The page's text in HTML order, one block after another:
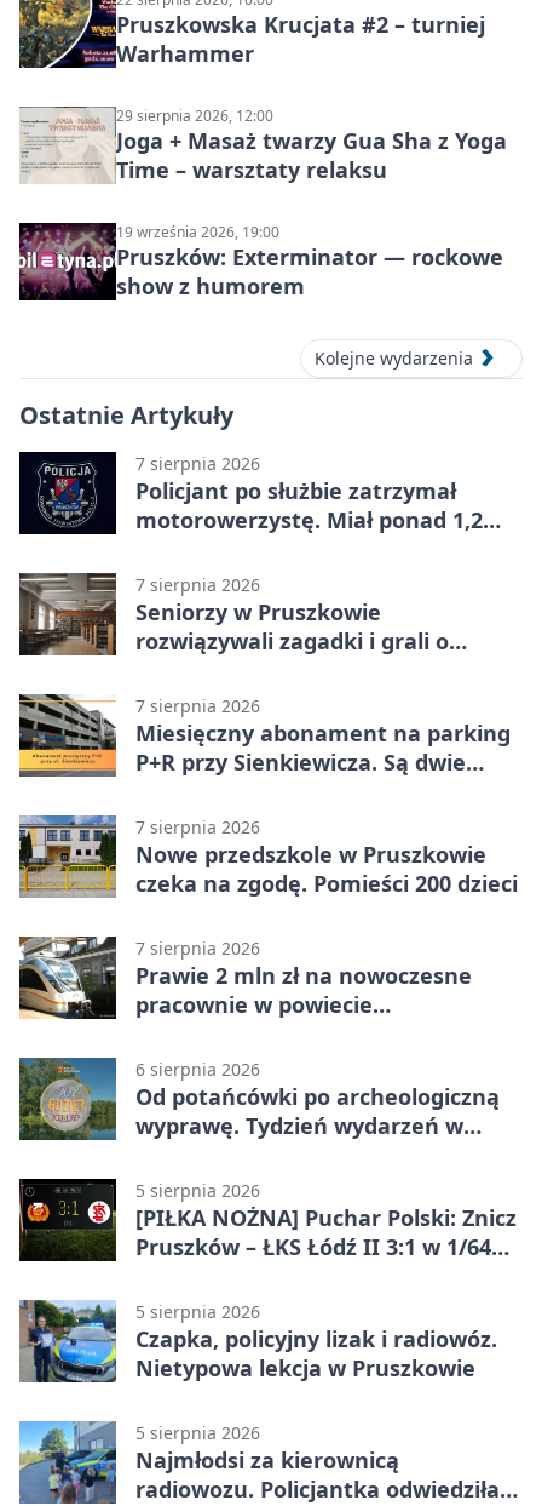
Pruszkowska Krucjata #2 – turniej
Warhammer
29 sierpnia 2026, 12:00
Joga + Masaż twarzy Gua Sha z Yoga
Time – warsztaty relaksu
19 września 2026, 19:00
Pruszków: Exterminator — rockowe
show z humorem
Kolejne wydarzenia
Ostatnie Artykuły
7 sierpnia 2026
Policjant po służbie zatrzymał
motorowerzystę. Miał ponad 1,2
7 sierpnia 2026
Seniorzy w Pruszkowie
rozwiązywali zagadki i grali o
7 sierpnia 2026
Miesięczny abonament na parking
P+R przy Sienkiewicza. Są dwie
7 sierpnia 2026
Nowe przedszkole w Pruszkowie
czeka na zgodę. Pomieści 200 dzieci
7 sierpnia 2026
Prawie 2 mln zł na nowoczesne
pracownie w powiecie
6 sierpnia 2026
Od potańcówki po archeologiczną
wyprawę. Tydzień wydarzeń w
5 sierpnia 2026
[PIŁKA NOŻNA] Puchar Polski: Znicz
Pruszków – ŁKS Łódź II 3:1 w 1/64
5 sierpnia 2026
Czapka, policyjny lizak i radiowóz.
Nietypowa lekcja w Pruszkowie
5 sierpnia 2026
Najmłodsi za kierownicą
radiowozu. Policjantka odwiedziła